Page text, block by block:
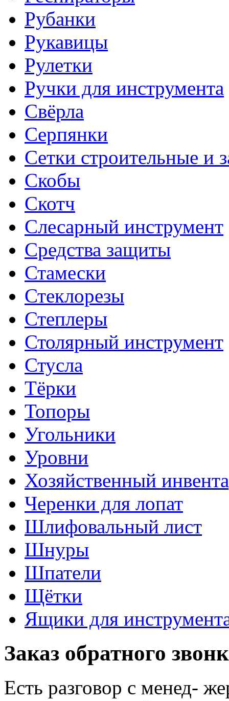
Рубанки
Рукавицы
Рулетки
Ручки для инструмента
Свёрла
Серпянки
Сетки строительные и
Скобы
Скотч
Слесарный инструмент
Средства защиты
Стамески
Стеклорезы
Степлеры
Столярный инструмент
Стусла
Тёрки
Топоры
Угольники
Уровни
Хозяйственный
Черенки для лопат
Шлифовальный лист
Шнуры
Шпатели
Щётки
Ящики для
Заказ обратного
Есть разговор с менед-